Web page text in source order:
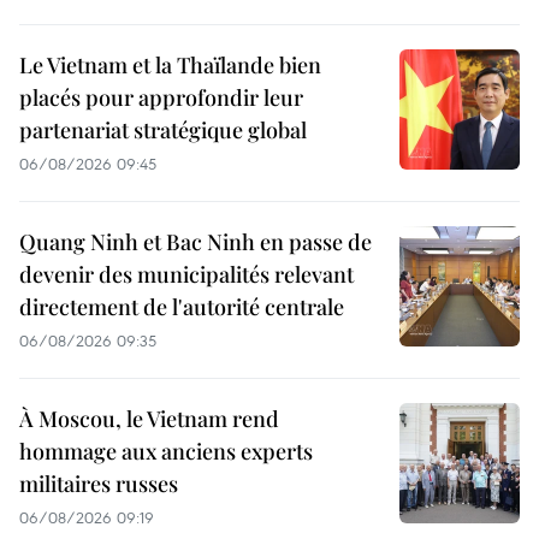
Le Vietnam et la Thaïlande bien
placés pour approfondir leur
partenariat stratégique global
06/08/2026 09:45
Quang Ninh et Bac Ninh en passe de
devenir des municipalités relevant
directement de l'autorité centrale
06/08/2026 09:35
À Moscou, le Vietnam rend
hommage aux anciens experts
militaires russes
06/08/2026 09:19